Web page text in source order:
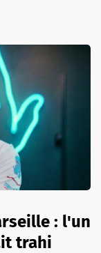
: l'un
trahi